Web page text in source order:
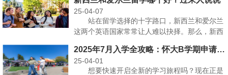
25-04-07
站在留学选择的十字路口，新西兰和爱尔兰
这两个英语国家常常让人难以抉择。那么，新西
2025年7月入学全攻略：怀大B学期申请流程及入学准备
25-04-01
想要快速开启全新的学习旅程吗？现在正是